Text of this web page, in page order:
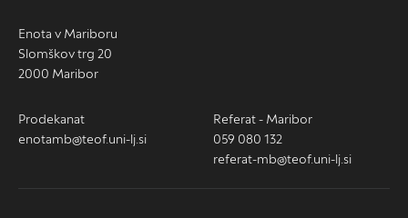
Enota v Mariboru
Slomškov trg 20
2000 Maribor
Prodekanat
enotamb@teof.uni-lj.si
Referat - Maribor
059 080 132
referat-mb@teof.uni-lj.si